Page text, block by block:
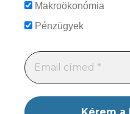
Makroökonómia
Pénzügyek